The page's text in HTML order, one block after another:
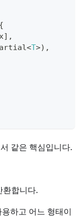
{
] ,
<T>) ,
같은 핵심입니다.
환합니다.
용하고 어느 형태이